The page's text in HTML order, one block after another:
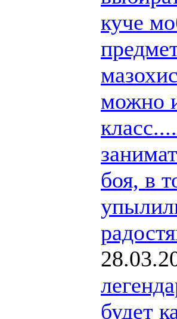
куче
можно
боя, в
будет